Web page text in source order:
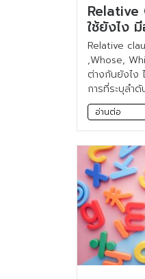
Relative
ใช้ยังไง มี
Relative
,Whose,
ต่างกันยังไง
การที่ระบุลำดั
อ่านต่อ